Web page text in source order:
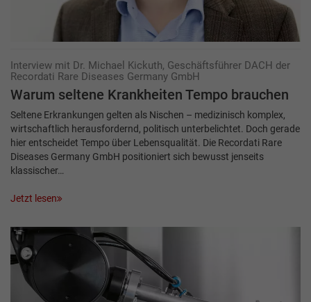
Interview mit Dr. Michael Kickuth, Geschäftsführer DACH der
Recordati Rare Diseases Germany GmbH
Warum seltene Krankheiten Tempo brauchen
Seltene Erkrankungen gelten als Nischen – medizinisch komplex,
wirtschaftlich herausfordernd, politisch unterbelichtet. Doch gerade
hier entscheidet Tempo über Lebensqualität. Die Recordati Rare
Diseases Germany GmbH positioniert sich bewusst jenseits
klassischer…
Jetzt lesen